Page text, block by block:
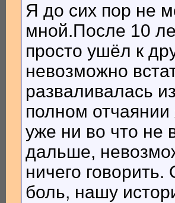
Я до сих пор не
мной.После 10
просто ушёл к
невозможно
разваливалась
полном
уже ни во что не
дальше,
ничего
боль, нашу